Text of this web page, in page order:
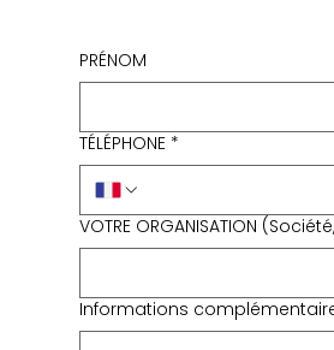
PRÉNOM
TÉLÉPHONE *
VOTRE ORGANISATION
Informations